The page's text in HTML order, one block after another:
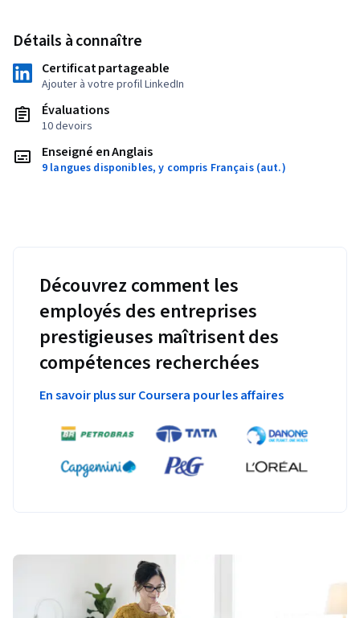
Détails à connaître
Certificat partageable
Ajouter à votre profil LinkedIn
Évaluations
10 devoirs
Enseigné en Anglais
9 langues disponibles, y compris Français (aut.)
Découvrez comment les
employés des entreprises
prestigieuses maîtrisent des
compétences recherchées
En savoir plus sur Coursera pour les affaires